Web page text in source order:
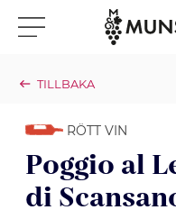
Klicka för meny
TILLBAKA
RÖTT VIN
Poggio al
di